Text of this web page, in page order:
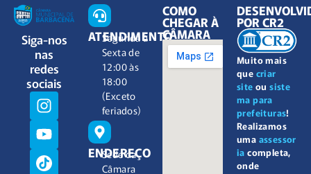
Siga-nos
nas
redes
sociais
ATENDIMENTO
Segunda à
Sexta de
12:00 às
18:00
(Exceto
feriados)
ENDEREÇO
Sede da
Câmara
COMO
CHEGAR À
CÂMARA
Muito mais
que criar
site ousiste
ma para
prefeituras!
Realizamos
uma assessor
ia completa,
onde
POR CR2